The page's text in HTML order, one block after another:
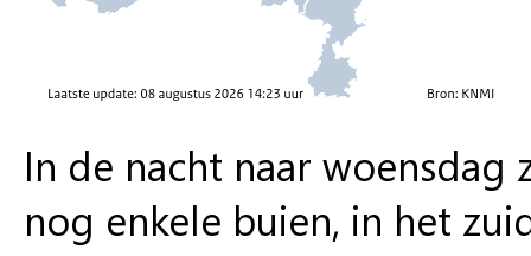
In de nacht naar
nog enkele buien, in het